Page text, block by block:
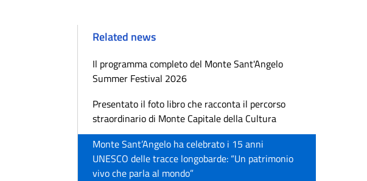
Related news
Il programma completo del Monte Sant'Angelo
Summer Festival 2026
Presentato il foto libro che racconta il percorso
straordinario di Monte Capitale della Cultura
Monte Sant’Angelo ha celebrato i 15 anni
UNESCO delle tracce longobarde: “Un patrimonio
vivo che parla al mondo”